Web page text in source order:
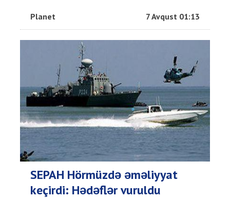
Planet 7 Avqust 01:13
SEPAH Hörmüzdə əməliyyat
keçirdi: Hədəflər vuruldu